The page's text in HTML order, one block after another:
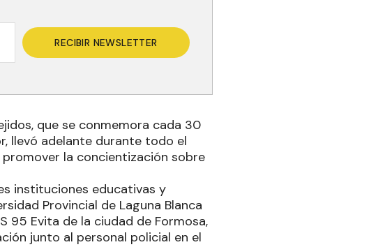
RECIBIR NEWSLETTER
que se conmemora cada 30
llevó adelante durante todo el
la concientización sobre
instituciones educativas y
Provincial de Laguna Blanca
95 Evita de la ciudad de Formosa,
junto al personal policial en el